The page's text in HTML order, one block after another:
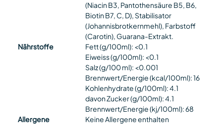
(Niacin B3, Pantothensäure B5, B6,
Biotin B7, C, D), Stabilisator
(Johannisbrotkernmehl), Farbstoff
(Carotin), Guarana-Extrakt.
Nährstoffe
Fett (g/100ml): <0.1
Eiweiss (g/100ml): <0.1
Salz (g/100 ml): <0.001
Brennwert/Energie (kcal/100ml): 16
Kohlenhydrate (g/100ml): 4.1
davon Zucker (g/100ml): 4.1
Brennwert/Energie (kj/100ml): 68
Allergene
Keine Allergene enthalten